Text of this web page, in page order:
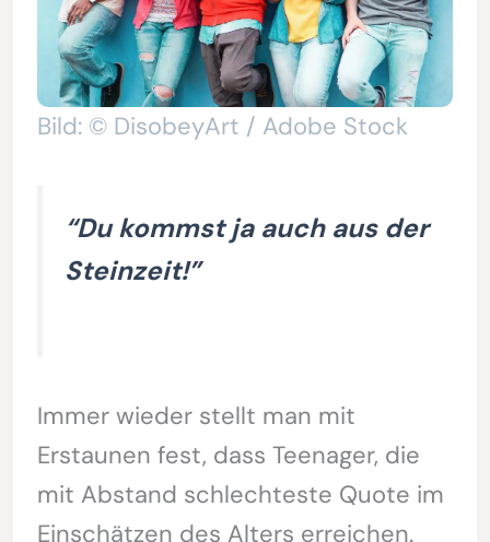
Bild: © DisobeyArt / Adobe Stock
“Du kommst ja auch aus der
Steinzeit!”
Immer wieder stellt man mit
Erstaunen fest, dass Teenager, die
mit Abstand schlechteste Quote im
Einschätzen des Alters erreichen.